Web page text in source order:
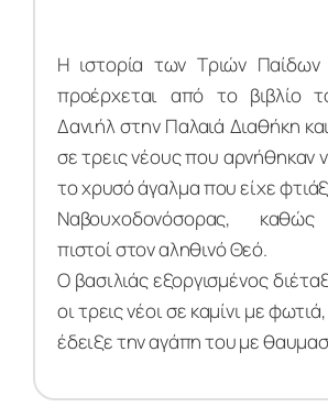
Η ιστορία των Τριών Παίδων
προέρχεται από το βιβλίο
Δανιήλ στην Παλαιά Διαθήκη
σε τρεις νέους που αρνήθηκαν
το χρυσό άγαλμα που είχε
Ναβουχοδονόσορας,
πιστοί στον αληθινό Θεό.
Ο βασιλιάς εξοργισμένος
οι τρεις νέοι σε καμίνι με
έδειξε την αγάπη του με